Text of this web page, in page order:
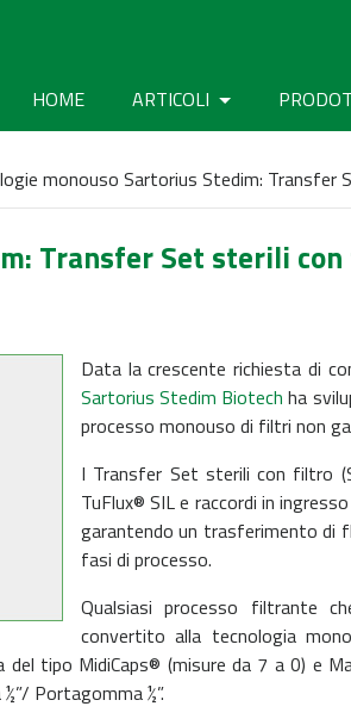
HOME ARTICOLI
monouso Sartorius Stedim: Transfer
Transfer Set sterili
Data la crescente richiesta di
Sartorius Stedim Biotech ha
processo monouso di filtri non
I Transfer Set sterili con filtro
TuFlux® SIL e raccordi in
garantendo un trasferimento di
fasi di processo.
Qualsiasi processo filtrante
convertito alla tecnologia
tipo MidiCaps® (misure da 7 a 0) e
Portagomma ½”.